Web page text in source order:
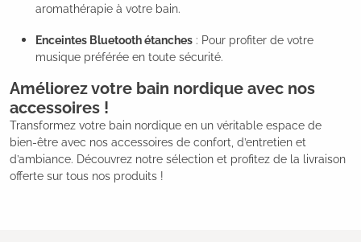
aromathérapie à votre bain.
Enceintes Bluetooth étanches : Pour profiter de votre
musique préférée en toute sécurité.
Améliorez votre bain nordique avec nos
accessoires !
Transformez votre bain nordique en un véritable espace de
bien-être avec nos accessoires de confort, d’entretien et
d’ambiance. Découvrez notre sélection et profitez de la livraison
offerte sur tous nos produits !